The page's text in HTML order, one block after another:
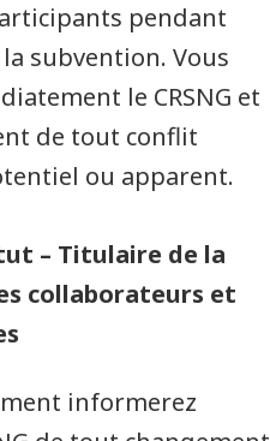
pendant
subvention. Vous
le CRSNG et
de tout conflit
ou apparent.
– Titulaire de la
collaborateurs et
informerez